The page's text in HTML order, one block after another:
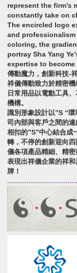
represent the firm’s
constantly take on
The encircled logo
and professionalism
coloring, the
portray Sha Yang
expertise to
傳動魔力，創新科技-
祥儀傳動致力於精密
日常用品以電動工具
機構。
識別形象設計以”S “
司內部與客戶之間的
相扣的”S”中心結合成
轉，不停的創新迎向
儀各項產品精細、精
表現出祥儀企業的祥
牌！